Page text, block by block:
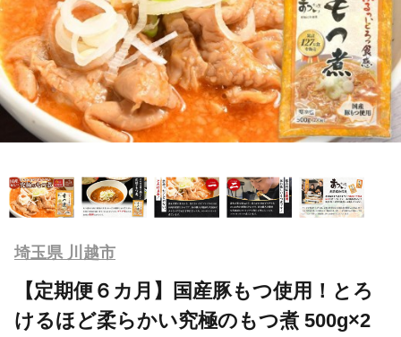
埼玉県 川越市
【定期便６カ月】国産豚もつ使用！とろ
けるほど柔らかい究極のもつ煮 500g×2